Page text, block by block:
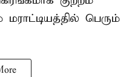
பெரும்